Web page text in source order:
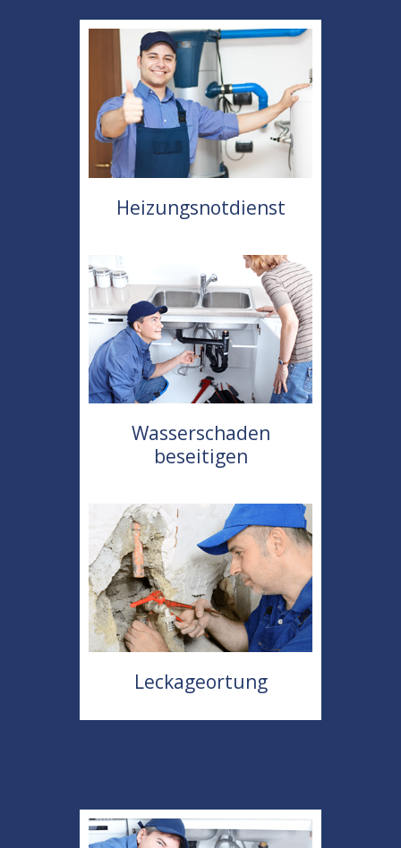
Heizungsnotdienst
Wasserschaden
beseitigen
Leckageortung